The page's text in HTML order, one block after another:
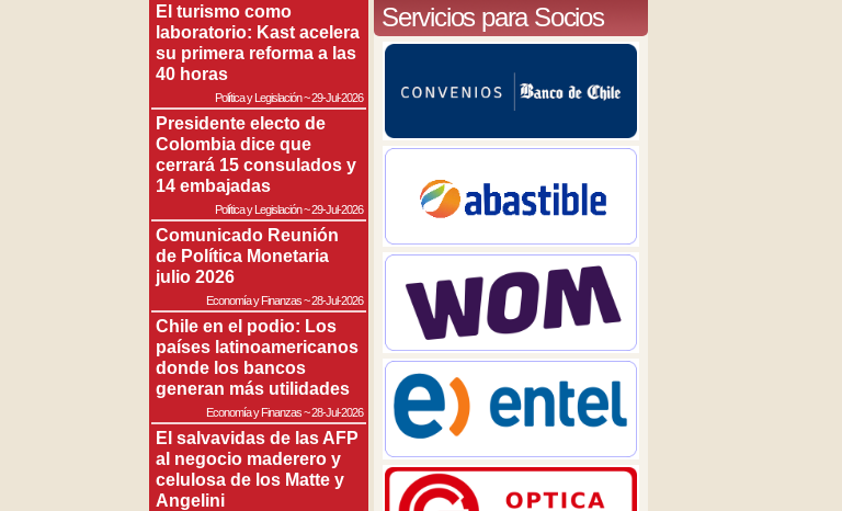
El turismo como
laboratorio: Kast acelera
su primera reforma a las
40 horas
Política y Legislación~29-Jul-2026
Presidente electo de
Colombia dice que
cerrará 15 consulados y
14 embajadas
Política y Legislación~29-Jul-2026
Comunicado Reunión
de Política Monetaria
julio 2026
Economía y Finanzas~28-Jul-2026
Chile en el podio: Los
países latinoamericanos
donde los bancos
generan más utilidades
Economía y Finanzas~28-Jul-2026
El salvavidas de las AFP
al negocio maderero y
celulosa de los Matte y
Angelini
Servicios para Socios